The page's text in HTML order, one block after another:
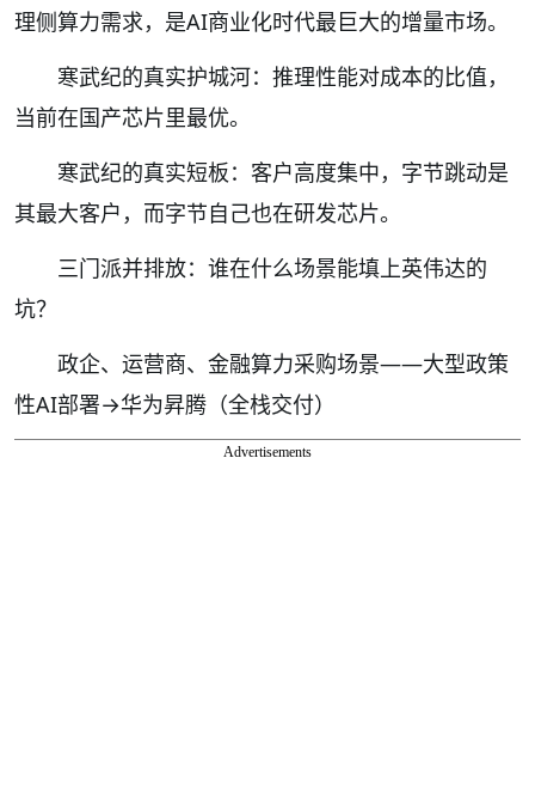
理侧算力需求，是AI商业化时代最巨大的增量市场。
寒武纪的真实护城河：推理性能对成本的比值，
当前在国产芯片里最优。
寒武纪的真实短板：客户高度集中，字节跳动是
其最大客户，而字节自己也在研发芯片。
三门派并排放：谁在什么场景能填上英伟达的
坑？
政企、运营商、金融算力采购场景——大型政策
性AI部署→华为昇腾（全栈交付）
Advertisements